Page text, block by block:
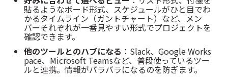
貼るようなボード形式、スケジュールがひと目でわ
かるタイムライン（ガントチャート）など、メン
バーそれぞれが一番見やすい形式でプロジェクトを
確認できます。
他のツールとのハブになる ： Slack、Google Works
pace、Microsoft Teamsなど、普段使っているツー
ルと連携。情報がバラバラになるのを防ぎます。